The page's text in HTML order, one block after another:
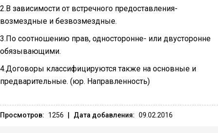
2.В зависимости от встречного предоставления-
возмездные и безвозмездные.
3.По соотношению прав, односторонне- или двусторонне
обязывающими.
4.Договоры классифицируются также на основные и
предварительные. (юр. Направленность)
Просмотров: 1256 Дата добавления: 09.02.2016